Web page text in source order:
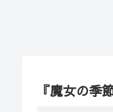
『魔女の季